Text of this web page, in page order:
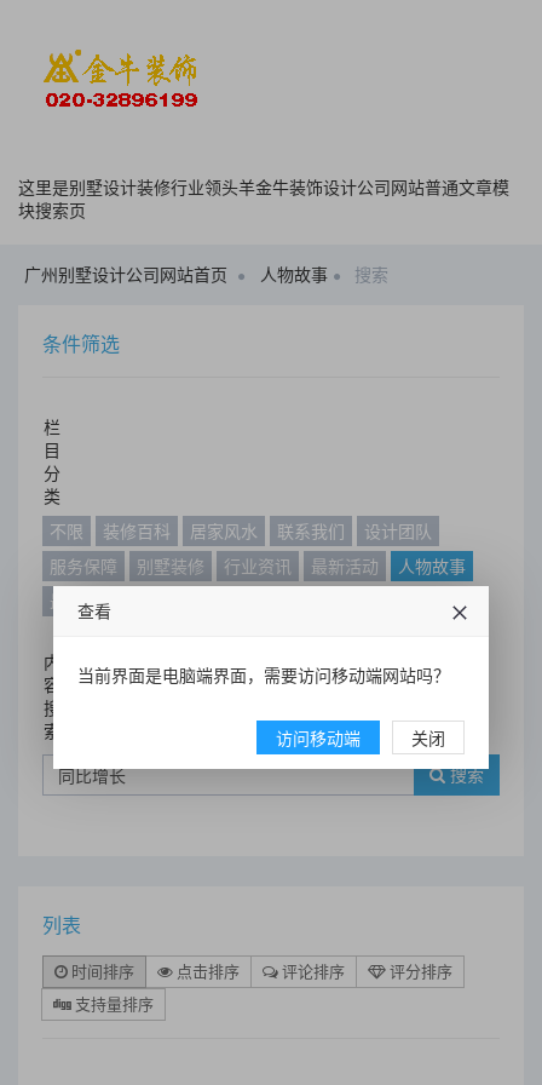
这里是别墅设计装修行业领头羊金牛装饰设计公司网站普通文章模
块搜索页
广州别墅设计公司网站首页 人物故事 搜索
条件筛选
栏
目
分
类
不限
装修百科 居家风水 联系我们
设计团队
服务保障
别墅装修 行业资讯 最新活动
人物故事
最新动态
内
容
搜
索
搜索
列表
时间排序 点击排序 评论排序
评分排序
支持量排序
查看
当前界面是电脑端界面，需要访问移动端网站吗？
访问移动端 关闭